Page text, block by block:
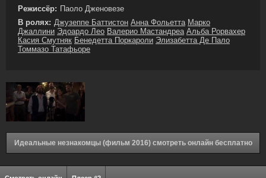
Режиссёр: Паоло Дженовезе
В ролях: Джузеппе Баттистон Анна Фольетта Марко
Джаллини Эдоардо Лео Валерио Мастандреа Альба Рорвахер
Касия Смутняк Бенедетта Поркароли Элизабетта Де Пало
Томмазо Татафьоре
Идеальные незнакомцы (фильм 2016) смотреть онлайн бесплатно